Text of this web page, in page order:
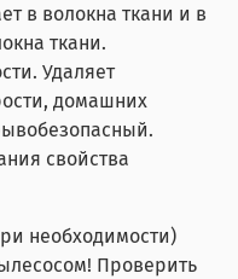
в волокна ткани и в
ткани.
Удаляет
домашних
свойства
необходимости)
Проверить